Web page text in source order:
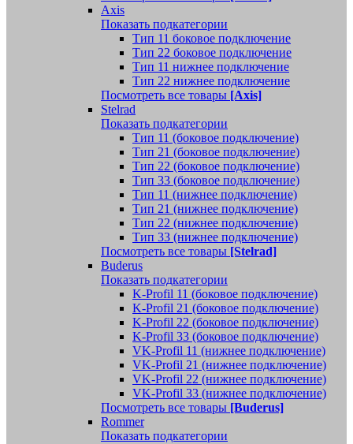
Axis
Показать подкатегории
Тип 11 боковое подключение
Тип 22 боковое подключение
Тип 11 нижнее подключение
Тип 22 нижнее подключение
Посмотреть все товары [Axis]
Stelrad
Показать подкатегории
Tип 11 (боковое подключение)
Тип 21 (боковое подключение)
Тип 22 (боковое подключение)
Тип 33 (боковое подключение)
Тип 11 (нижнее подключение)
Тип 21 (нижнее подключение)
Тип 22 (нижнее подключение)
Тип 33 (нижнее подключение)
Посмотреть все товары [Stelrad]
Buderus
Показать подкатегории
K-Profil 11 (боковое подключение)
K-Profil 21 (боковое подключение)
K-Profil 22 (боковое подключение)
K-Profil 33 (боковое подключение)
VK-Profil 11 (нижнее подключение)
VK-Profil 21 (нижнее подключение)
VK-Profil 22 (нижнее подключение)
VK-Profil 33 (нижнее подключение)
Посмотреть все товары [Buderus]
Rommer
Показать подкатегории